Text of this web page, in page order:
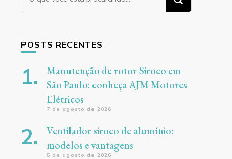
algo?
POSTS RECENTES
Manutenção de rotor Siroco em
São Paulo: conheça AJM Motores
Elétricos
7 de agosto de 2026
Ventilador siroco de alumínio:
modelos e vantagens
5 de agosto de 2026